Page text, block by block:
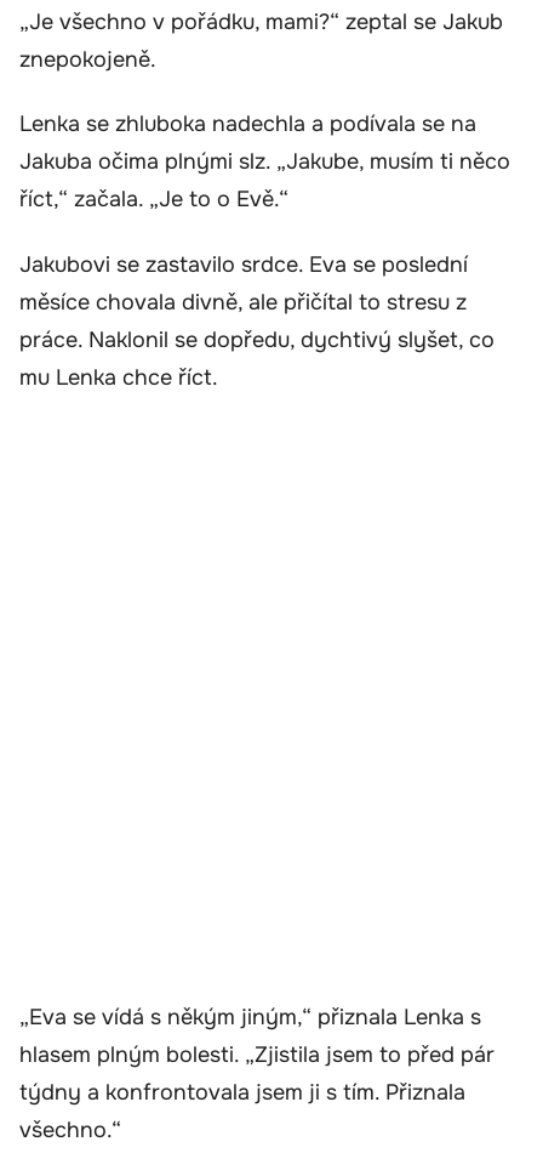
„Je všechno v pořádku, mami?“ zeptal se Jakub
znepokojeně.
Lenka se zhluboka nadechla a podívala se na
Jakuba očima plnými slz. „Jakube, musím ti něco
říct,“ začala. „Je to o Evě.“
Jakubovi se zastavilo srdce. Eva se poslední
měsíce chovala divně, ale přičítal to stresu z
práce. Naklonil se dopředu, dychtivý slyšet, co
mu Lenka chce říct.
„Eva se vídá s někým jiným,“ přiznala Lenka s
hlasem plným bolesti. „Zjistila jsem to před pár
týdny a konfrontovala jsem ji s tím. Přiznala
všechno.“